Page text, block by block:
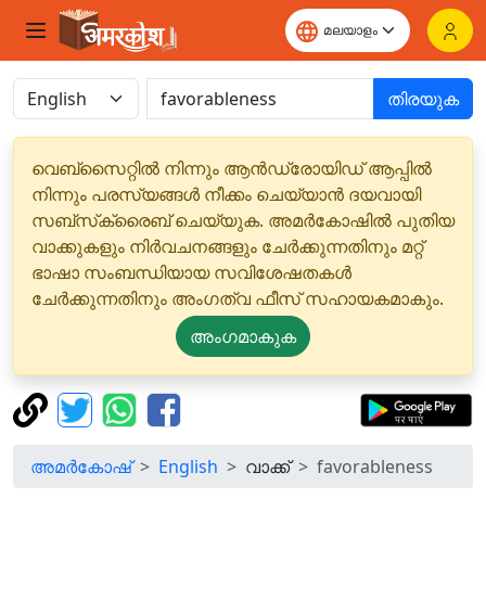
തിരയുക
വെബ്‌സൈറ്റിൽ നിന്നും ആൻഡ്രോയിഡ് ആപ്പിൽ
നിന്നും പരസ്യങ്ങൾ നീക്കം ചെയ്യാൻ ദയവായി
സബ്‌സ്‌ക്രൈബ് ചെയ്യുക. അമർകോഷിൽ പുതിയ
വാക്കുകളും നിർവചനങ്ങളും ചേർക്കുന്നതിനും മറ്റ്
ഭാഷാ സംബന്ധിയായ സവിശേഷതകൾ
ചേർക്കുന്നതിനും അംഗത്വ ഫീസ് സഹായകമാകും.
അംഗമാകുക
അമർകോഷ് English വാക്ക് favorableness